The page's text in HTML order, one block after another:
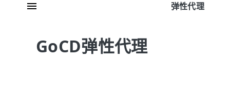
弹性代理
GoCD弹性代理